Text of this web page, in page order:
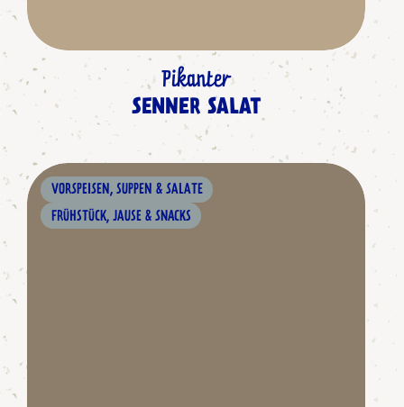
Pikanter
SENNER SALAT
VORSPEISEN, SUPPEN & SALATE
FRÜHSTÜCK, JAUSE & SNACKS